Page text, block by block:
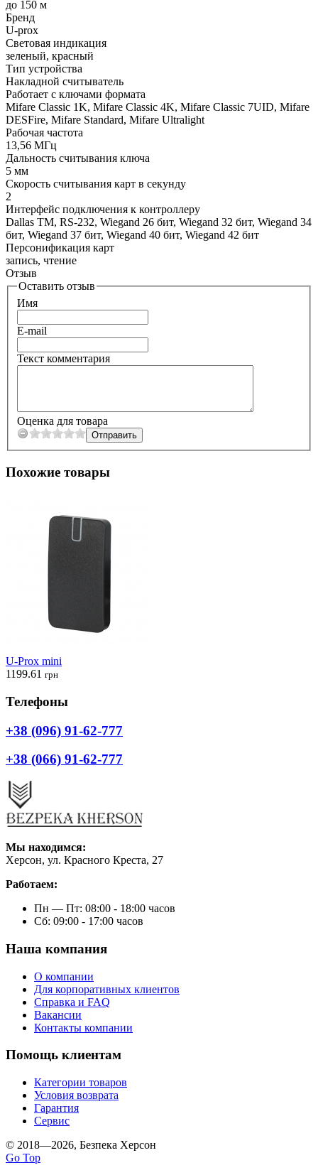
до 150 м
Бренд
U-prox
Световая индикация
зеленый, красный
Тип устройства
Накладной считыватель
Работает с ключами формата
Mifare Classic 1K, Mifare Classic 4K, Mifare Classic 7UID, Mifare
DESFire, Mifare Standard, Mifare Ultralight
Рабочая частота
13,56 МГц
Дальность считывания ключа
5 мм
Скорость считывания карт в секунду
2
Интерфейс подключения к контроллеру
Dallas TM, RS-232, Wiegand 26 бит, Wiegand 32 бит, Wiegand 34
бит, Wiegand 37 бит, Wiegand 40 бит, Wiegand 42 бит
Персонификация карт
запись, чтение
Отзыв
Оставить отзыв
Имя
E-mail
Текст комментария
Оценка для товара
Похожие товары
U-Prox mini
1199.61 грн
Телефоны
+38 (096) 91-62-777
+38 (066) 91-62-777
Мы находимся:
Херсон, ул. Красного Креста, 27
Работаем:
Пн — Пт: 08:00 - 18:00 часов
Сб: 09:00 - 17:00 часов
Наша компания
О компании
Для корпоративных клиентов
Справка и FAQ
Вакансии
Контакты компании
Помощь клиентам
Категории товаров
Условия возврата
Гарантия
Сервис
© 2018—2026, Безпека Херсон
Go Top